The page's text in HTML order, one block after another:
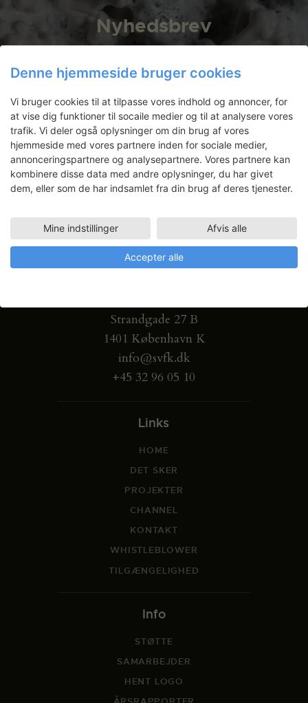
Nyhedsbrev
og artikler direkte i din indbakke.
Strandgade 27 B
1401 København K
info@svfk.dk
+45 32 96 05 10
Links
HOME
DET SKER
PROJEKTER
CHANNEL
KONTAKT
WHISTLEBLOWER
TILGÆNGELIGHED
Info
STØTTE
SAMARBEJDER
HENT LOGO
Denne hjemmeside bruger cookies
Vi bruger cookies til at tilpasse vores indhold og annoncer, for
at vise dig funktioner til socaile medier og til at analysere vores
trafik. Vi deler også oplysninger om din brug af vores
hjemmeside med vores partnere inden for sociale medier,
annonceringspartnere og analysepartnere. Vores partnere kan
kombinere disse data med andre oplysninger, du har givet
dem, eller som de har indsamlet fra din brug af deres tjenester.
Mine indstillinger Afvis alle
Accepter alle